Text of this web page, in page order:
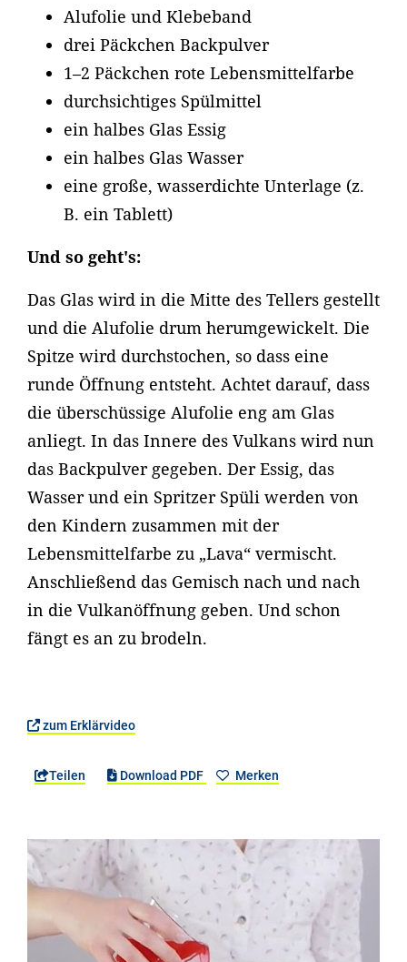
Alufolie und Klebeband
drei Päckchen Backpulver
1–2 Päckchen rote Lebensmittelfarbe
durchsichtiges Spülmittel
ein halbes Glas Essig
ein halbes Glas Wasser
eine große, wasserdichte Unterlage (z.
B. ein Tablett)
Und so geht's:
Das Glas wird in die Mitte des Tellers gestellt
und die Alufolie drum herumgewickelt. Die
Spitze wird durchstochen, so dass eine
runde Öffnung entsteht. Achtet darauf, dass
die überschüssige Alufolie eng am Glas
anliegt. In das Innere des Vulkans wird nun
das Backpulver gegeben. Der Essig, das
Wasser und ein Spritzer Spüli werden von
den Kindern zusammen mit der
Lebensmittelfarbe zu „Lava“ vermischt.
Anschließend das Gemisch nach und nach
in die Vulkanöffnung geben. Und schon
fängt es an zu brodeln.
zum Erklärvideo
Teilen Download PDF Merken